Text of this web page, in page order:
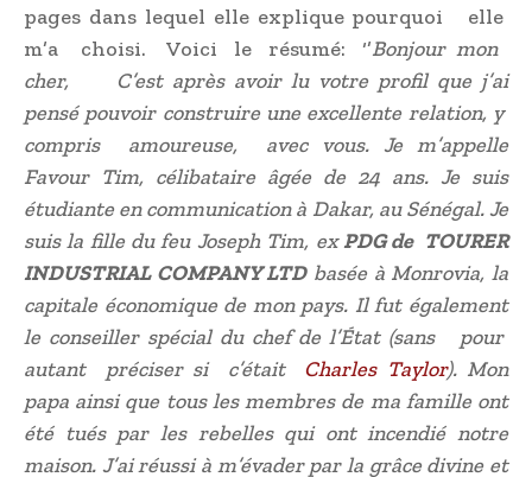
pages dans lequel elle explique pourquoi elle
m’a choisi. Voici le résumé: ‘’Bonjour mon
cher, C’est après avoir lu votre profil que j’ai
pensé pouvoir construire une excellente relation, y
compris amoureuse, avec vous. Je m’appelle
Favour Tim, célibataire âgée de 24 ans. Je suis
étudiante en communication à Dakar, au Sénégal. Je
suis la fille du feu Joseph Tim, exPDG de TOURER
INDUSTRIAL COMPANY LTDbasée à Monrovia, la
capitale économique de mon pays. Il fut également
le conseiller spécial du chef de l’État (sans pour
autant préciser si c’était Charles Taylor). Mon
papa ainsi que tous les membres de ma famille ont
été tués par les rebelles qui ont incendié notre
maison. J’ai réussi à m’évader par la grâce divine et